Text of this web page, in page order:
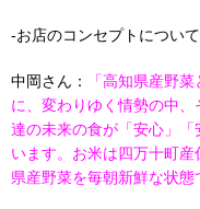
-お店のコンセプトについて
中岡さん：
「高知県産野
に、変わりゆく情勢の中
達の未来の食が「安心」
います。お米は四万十町
県産野菜を毎朝新鮮な状態